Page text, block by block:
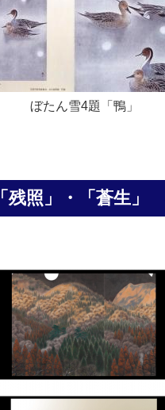
ぼたん雪4題「鴨」
「残照」・「蒼生」